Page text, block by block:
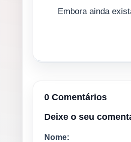
Embora ainda
0 Comentários
Deixe o seu
Nome: